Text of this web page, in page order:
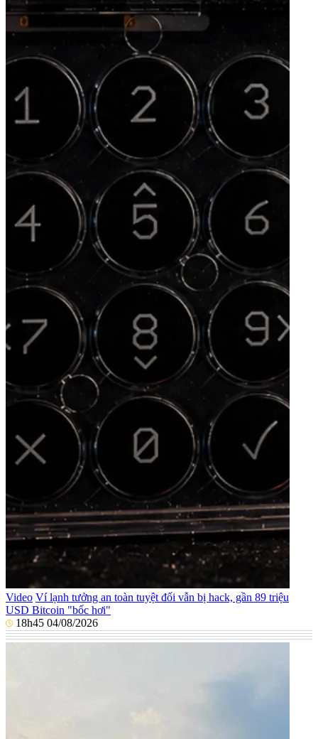
Video Ví lạnh tưởng an toàn tuyệt đối vẫn bị hack, gần 89 triệu
USD Bitcoin "bốc hơi"
18h45 04/08/2026